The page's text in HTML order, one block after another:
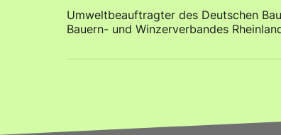
Umweltbeauftragter des Deutschen
Bauern- und Winzerverbandes